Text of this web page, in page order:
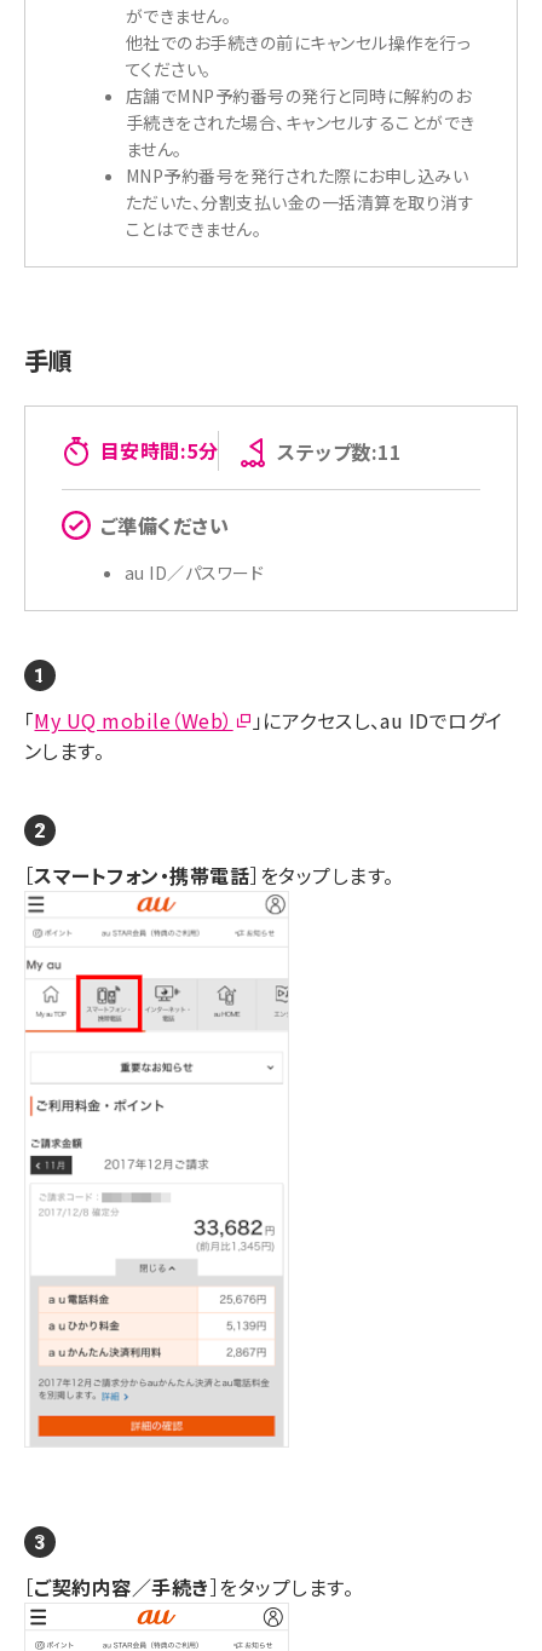
ができません。
他社でのお手続きの前にキャンセル操作を行っ
てください。
店舗でMNP予約番号の発行と同時に解約のお
手続きをされた場合、キャンセルすることができ
ません。
MNP予約番号を発行された際にお申し込みい
ただいた、分割支払い金の一括清算を取り消す
ことはできません。
手順
目安時間:5分 ステップ数:11
ご準備ください
au ID／パスワード
「My UQ mobile（Web）
」にアクセスし、au IDでログイ
ンします。
［スマートフォン・携帯電話］をタップします。
［ご契約内容／手続き］をタップします。